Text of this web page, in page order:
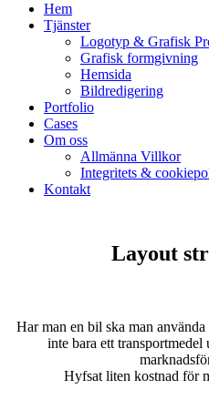
Hem
Tjänster
Logotyp & Grafisk
Grafisk formgivning
Hemsida
Bildredigering
Portfolio
Cases
Om oss
Allmänna Villkor
Integritets &
Kontakt
Layout
Har man en bil ska man
inte bara ett transportmedel
Hyfsat liten kostnad för